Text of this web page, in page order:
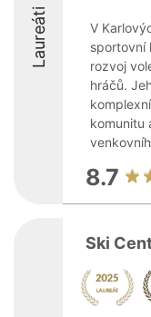
Laureáti
V
sportovní
rozvoj
hráčů.
komunitu
8.7
Ski